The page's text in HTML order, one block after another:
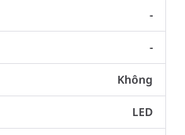
-
-
Không
LED